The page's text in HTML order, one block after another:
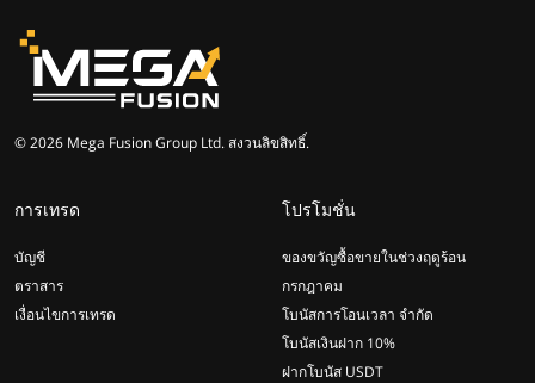
© 2026 Mega Fusion Group Ltd. สงวนลิขสิทธิ์.
การเทรด
บัญชี
ตราสาร
เงื่อนไขการเทรด
โปรโมชั่น
ของขวัญซื้อขายในช่วงฤดูร้อน
กรกฎาคม
โบนัสการโอนเวลา จำกัด
โบนัสเงินฝาก 10%
ฝากโบนัส USDT